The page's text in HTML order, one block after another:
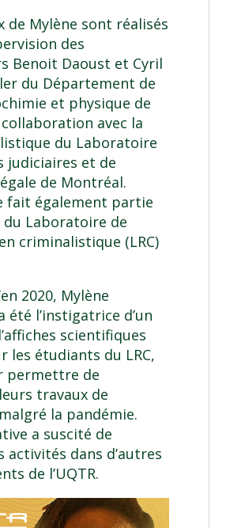
de Mylène sont réalisés
des
Benoit Daoust et Cyril
du Département de
et physique de
collaboration avec la
du Laboratoire
judiciaires et de
de Montréal.
fait également partie
du Laboratoire de
criminalistique (LRC)
2020, Mylène
été l’instigatrice d’un
scientifiques
les étudiants du LRC,
permettre de
travaux de
la pandémie.
a suscité de
activités dans d’autres
de l’UQTR.